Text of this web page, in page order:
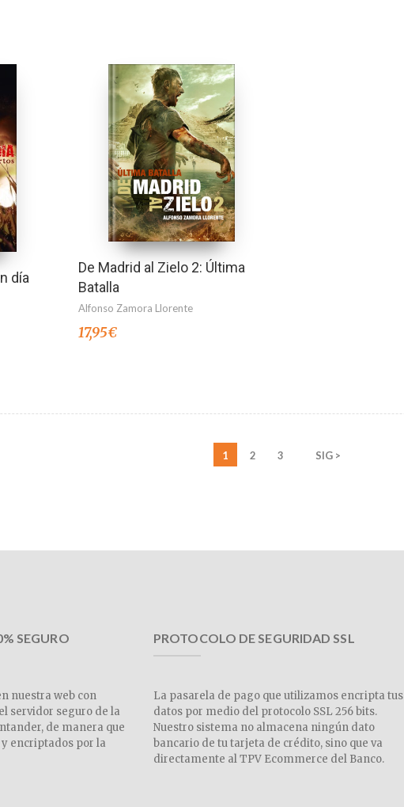
día
De Madrid al Zielo 2: Última
Batalla
Alfonso Zamora Llorente
17,95€
1 2 3 SIG >
SEGURO
nuestra web con
servidor seguro de la
de manera que
encriptados por la
PROTOCOLO DE SEGURIDAD SSL
La pasarela de pago que utilizamos encripta tus
datos por medio del protocolo SSL 256 bits.
Nuestro sistema no almacena ningún dato
bancario de tu tarjeta de crédito, sino que va
directamente al TPV Ecommerce del Banco.